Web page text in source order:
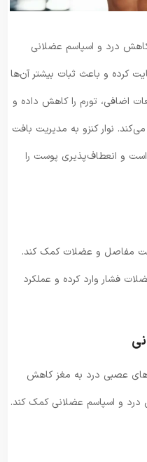
کاهش درد و اسپاسم عضلانی
و باعث ثبات بیشتر آن‌ها
اضافی، تورم را کاهش داده و
نوار کنزو به مدیریت بافت
است و انعطاف‌پذیری پوست را
مفاصل و عضلات کمک کند.
فشار وارد کرده و عملکرد
عصبی درد به مغز کاهش
درد و اسپاسم عضلانی کمک کند.